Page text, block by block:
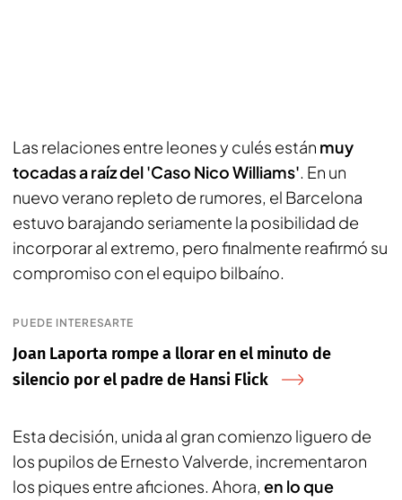
Las relaciones entre leones y culés están muy
tocadas a raíz del 'Caso Nico Williams'. En un
nuevo verano repleto de rumores, el Barcelona
estuvo barajando seriamente la posibilidad de
incorporar al extremo, pero finalmente reafirmó su
compromiso con el equipo bilbaíno.
PUEDE INTERESARTE
Joan Laporta rompe a llorar en el minuto de
silencio por el padre de Hansi Flick
Esta decisión, unida al gran comienzo liguero de
los pupilos de Ernesto Valverde, incrementaron
los piques entre aficiones. Ahora, en lo que